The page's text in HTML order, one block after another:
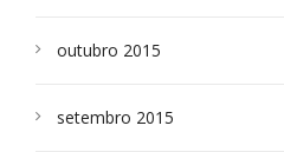
outubro 2015
setembro 2015